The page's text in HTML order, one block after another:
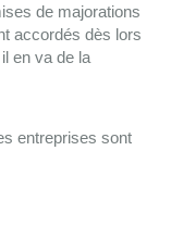
de majorations
accordés dès lors
en va de la
entreprises sont